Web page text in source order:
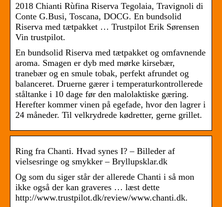
2018 Chianti Rùfina Riserva Tegolaia, Travignoli di
Conte G.Busi, Toscana, DOCG. En bundsolid
Riserva med tætpakket … Trustpilot Erik Sørensen
Vin trustpilot.
En bundsolid Riserva med tætpakket og omfavnende
aroma. Smagen er dyb med mørke kirsebær,
tranebær og en smule tobak, perfekt afrundet og
balanceret. Druerne gærer i temperaturkontrollerede
ståltanke i 10 dage før den malolaktiske gæring.
Herefter kommer vinen på egefade, hvor den lagrer i
24 måneder. Til velkrydrede kødretter, gerne grillet.
Ring fra Chanti. Hvad synes I? – Billeder af
vielsesringe og smykker – Bryllupsklar.dk
Og som du siger står der allerede Chanti i så mon
ikke også der kan graveres … læst dette
http://www.trustpilot.dk/review/www.chanti.dk.